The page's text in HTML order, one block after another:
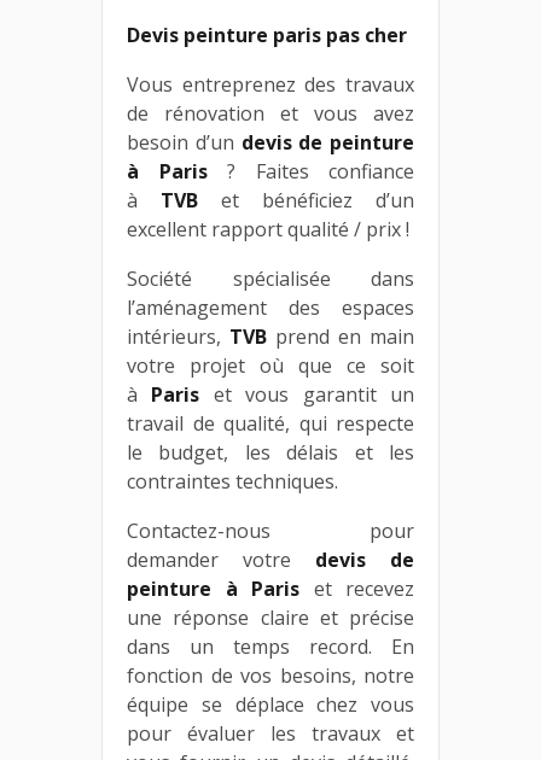
Devis peinture paris pas cher
Vous entreprenez des travaux
de rénovation et vous avez
besoin d’un devis de peinture
à Paris? Faites confiance
à TVB et bénéficiez d’un
excellent rapport qualité / prix !
Société spécialisée dans
l’aménagement des espaces
intérieurs, TVB prend en main
votre projet où que ce soit
à Paris et vous garantit un
travail de qualité, qui respecte
le budget, les délais et les
contraintes techniques.
Contactez-nous pour
demander votre devis de
peinture à Paris et recevez
une réponse claire et précise
dans un temps record. En
fonction de vos besoins, notre
équipe se déplace chez vous
pour évaluer les travaux et